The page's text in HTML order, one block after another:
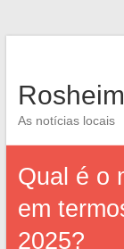
Rosheim
As notícias locais
Qual é o
em
2025?